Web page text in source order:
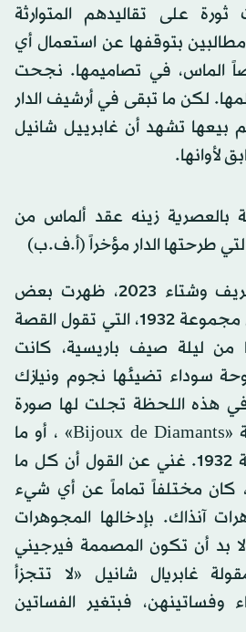
على تقاليدهم المتوارثة
مطالبين بتوقفها عن استعمال أي
الماس، في تصاميمها. نجحت
لكن ما تبقى في أرشيف الدار
تشهد أن غابرييل شانيل
لأوانها.
بالعصرية زينه عقد ألماس من
طرحتها الدار مؤخراً (أ.ف.ب)
في تشكيلة الدار لخريف وشتاء 2023، ظهرت بعض
القطع المستلهمة من مجموعة 1932، التي تقول القصة
من ليلة صيف باريسية، كانت
سوداء تضيئها نجوم ونيازك
في هذه اللحظة تجلت لها صورة
تجسدت في مجموعة «Bijoux de Diamants» ، أو ما
أصبح يُعرف بمجموعة 1932. غني عن القول أن كل ما
كان مختلفاً تماماً عن أي شيء
آنذاك. بإدخالها المجوهرات
بد أن تكون المصممة فيرجيني
غابريال شانيل «لا تتجزأ
وفساتينهن، فبتغير الفساتين